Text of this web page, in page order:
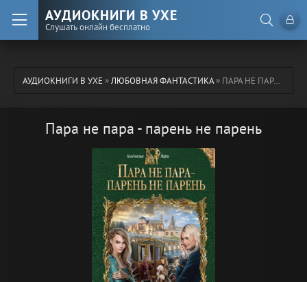
АУДИОКНИГИ В УХЕ
Слушать онлайн бесплатно
АУДИОКНИГИ В УХЕ»ЛЮБОВНАЯ ФАНТАСТИКА» ПАРА НЕ ПАРА - ПАРЕНЬ НЕ ПАРЕНЬ
Пара не пара - парень не парень